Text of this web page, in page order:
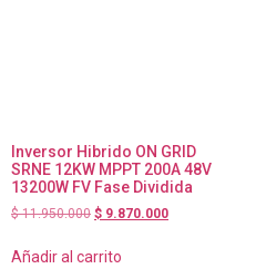
Inversor Hibrido ON GRID
SRNE 12KW MPPT 200A 48V
13200W FV Fase Dividida
$11.950.000 $ 9.870.000
Añadir al carrito